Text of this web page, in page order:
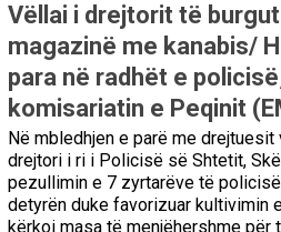
Vëllai i drejtorit të
magazinë me kanabis/
para në radhët e
komisariatin e Peqinit
Në mbledhjen e parë me
drejtori i ri i Policisë së Shtetit,
pezullimin e 7 zyrtarëve të
detyrën duke favorizuar kultivimin
kërkoi masa të menjëhershme për